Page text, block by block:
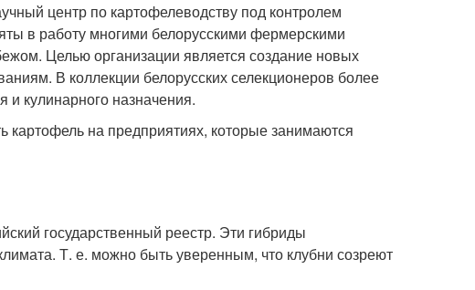
центр по картофелеводству под контролем
в работу многими белорусскими фермерскими
Целью организации является создание новых
В коллекции белорусских селекционеров более
и кулинарного назначения.
на предприятиях, которые занимаются
государственный реестр. Эти гибриды
Т. е. можно быть уверенным, что клубни созреют